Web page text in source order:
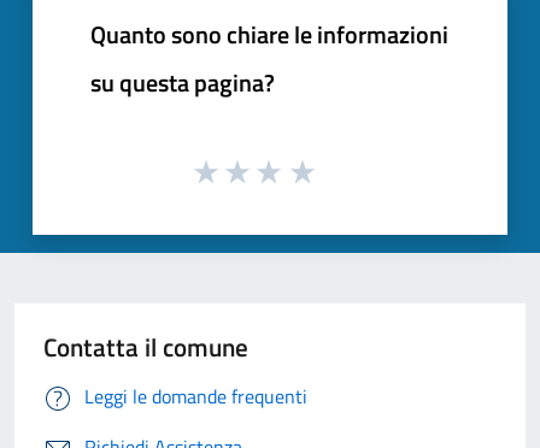
Quanto sono chiare le informazioni
su questa pagina?
Contatta il comune
Leggi le domande frequenti